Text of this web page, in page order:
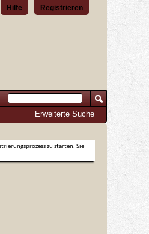
Registrieren
Hilfe
Erweiterte Suche
zu starten. Sie